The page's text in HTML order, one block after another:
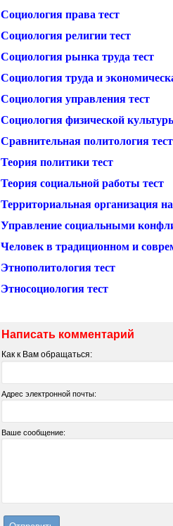
Социология права тест
Социология религии тест
Социология рынка труда тест
Социология труда и
Социология управления тест
Социология физической
Сравнительная политология тест
Теория политики тест
Теория социальной работы тест
Территориальная организация
Управление социальными
Человек в традиционном и
Этнополитология тест
Этносоциология тест
Написать комментарий
Как к Вам обращаться:
Адрес электронной почты:
Ваше сообщение: